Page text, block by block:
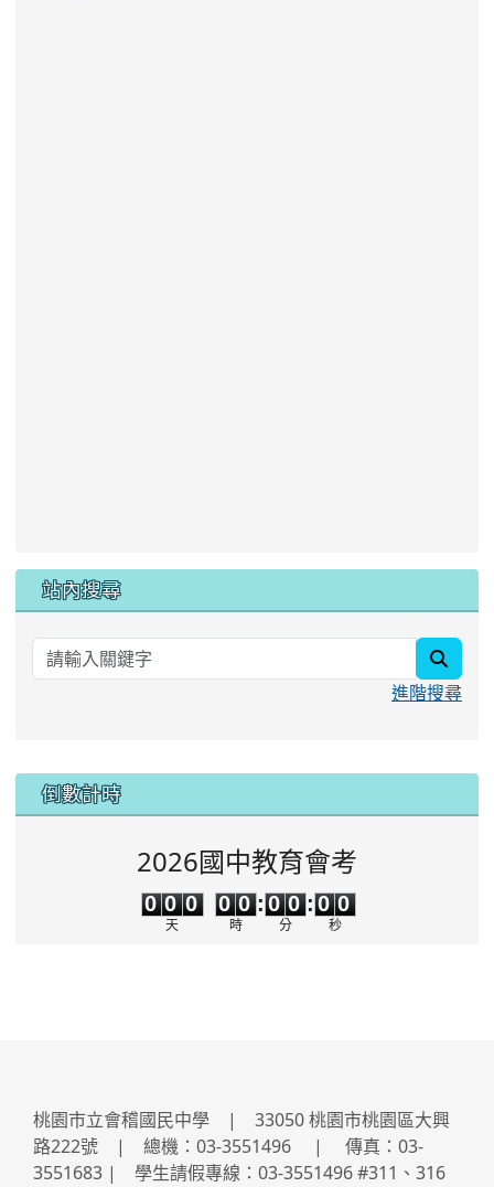
站內搜尋
進階搜尋
::: 倒數計時
2026國中教育會考
0 0 0
天
0
0
0
0
時
:
0
0
0
0
分
:
0
0
0
0
秒
桃園市立會稽國民中學 | 33050 桃園市桃園區大興
路222號 | 總機：03-3551496 | 傳真：03-
3551683 | 學生請假專線：03-3551496 #311、316